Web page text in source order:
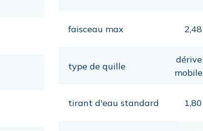
faisceau max 2,48
type de quille
dérive
mobile
tirant d'eau standard 1,80